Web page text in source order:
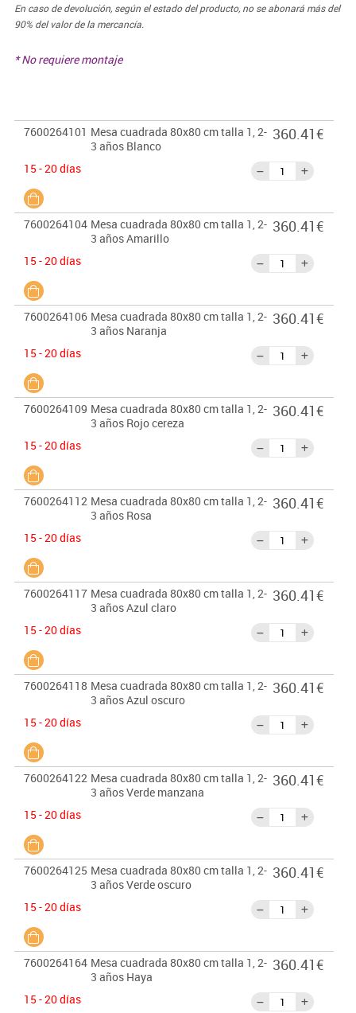
En caso de devolución, según el estado del producto, no se abonará más del
90% del valor de la mercancía.
* No requiere montaje
7600264101 Mesa cuadrada 80x80 cm talla 1, 2-
3 años Blanco
15 - 20 días
360.41€
7600264104 Mesa cuadrada 80x80 cm talla 1, 2-
3 años Amarillo
15 - 20 días
360.41€
7600264106 Mesa cuadrada 80x80 cm talla 1, 2-
3 años Naranja
15 - 20 días
360.41€
7600264109 Mesa cuadrada 80x80 cm talla 1, 2-
3 años Rojo cereza
15 - 20 días
360.41€
7600264112 Mesa cuadrada 80x80 cm talla 1, 2-
3 años Rosa
15 - 20 días
360.41€
7600264117 Mesa cuadrada 80x80 cm talla 1, 2-
3 años Azul claro
15 - 20 días
360.41€
7600264118 Mesa cuadrada 80x80 cm talla 1, 2-
3 años Azul oscuro
15 - 20 días
360.41€
7600264122 Mesa cuadrada 80x80 cm talla 1, 2-
3 años Verde manzana
15 - 20 días
360.41€
7600264125 Mesa cuadrada 80x80 cm talla 1, 2-
3 años Verde oscuro
15 - 20 días
360.41€
7600264164 Mesa cuadrada 80x80 cm talla 1, 2-
3 años Haya
15 - 20 días
360.41€